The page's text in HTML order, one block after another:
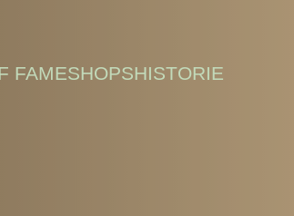
FAMESHOPSHISTORIE